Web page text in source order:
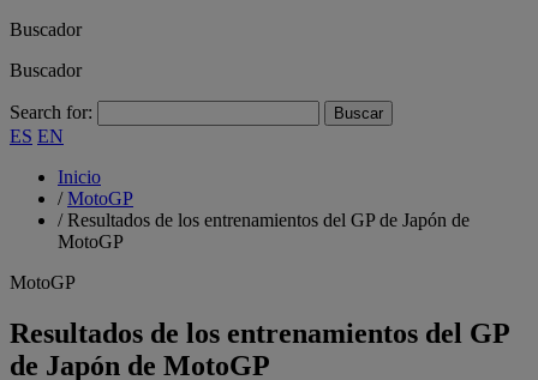
Buscador
Buscador
Search for:
ES EN
Inicio
/MotoGP
/Resultados de los entrenamientos del GP de Japón de
MotoGP
MotoGP
Resultados de los entrenamientos del GP
de Japón de MotoGP